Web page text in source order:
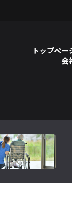
トップペー
会